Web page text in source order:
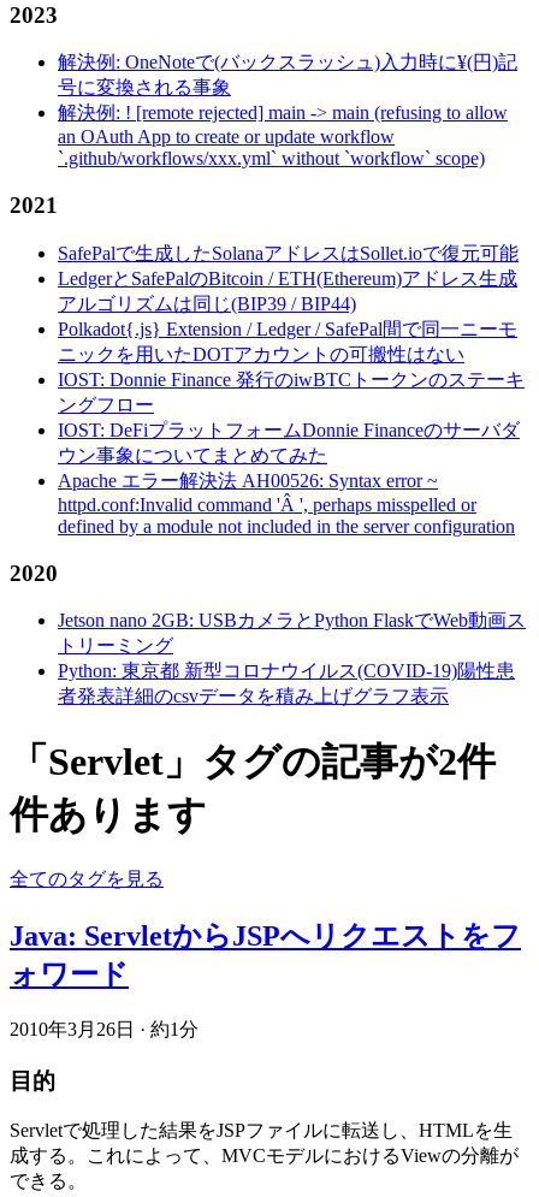
2023
解決例: OneNoteで(バックスラッシュ)入力時に¥(円)記
号に変換される事象
解決例: ! [remote rejected] main -> main (refusing to allow
an OAuth App to create or update workflow
`.github/workflows/xxx.yml` without `workflow` scope)
2021
SafePalで生成したSolanaアドレスはSollet.ioで復元可能
LedgerとSafePalのBitcoin / ETH(Ethereum)アドレス生成
アルゴリズムは同じ(BIP39 / BIP44)
Polkadot{.js} Extension / Ledger / SafePal間で同一ニーモ
ニックを用いたDOTアカウントの可搬性はない
IOST: Donnie Finance 発行のiwBTCトークンのステーキ
ングフロー
IOST: DeFiプラットフォームDonnie Financeのサーバダ
ウン事象についてまとめてみた
Apache エラー解決法 AH00526: Syntax error ~
httpd.conf:Invalid command 'Â ', perhaps misspelled or
defined by a module not included in the server configuration
2020
Jetson nano 2GB: USBカメラとPython FlaskでWeb動画ス
トリーミング
Python: 東京都 新型コロナウイルス(COVID-19)陽性患
者発表詳細のcsvデータを積み上げグラフ表示
「Servlet」タグの記事が2件
件あります
全てのタグを見る
Java: ServletからJSPへリクエストをフ
ォワード
2010年3月26日 · 約1分
目的
Servletで処理した結果をJSPファイルに転送し、HTMLを生
成する。これによって、MVCモデルにおけるViewの分離が
できる。